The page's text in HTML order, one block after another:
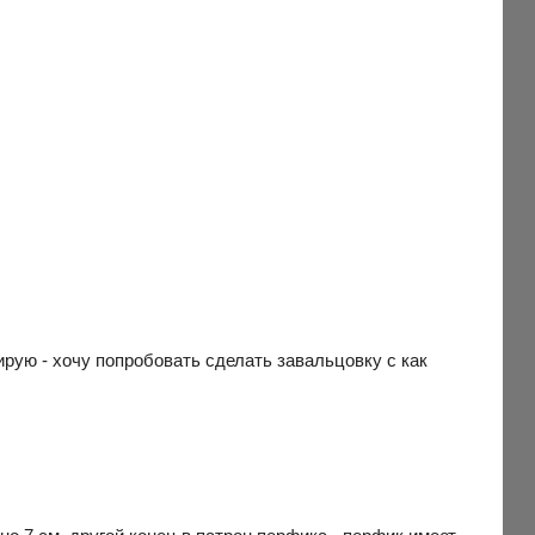
- хочу попробовать сделать завальцовку с как